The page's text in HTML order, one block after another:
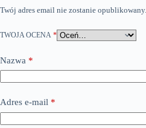
Twój adres email nie zostanie opublikowany.
TWOJA OCENA *
Nazwa *
Adres e-mail *